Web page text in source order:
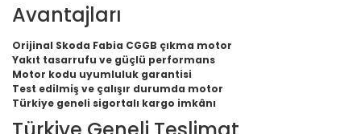
Avantajları
Orijinal Skoda Fabia CGGB çıkma motor
Yakıt tasarrufu ve güçlü performans
Motor kodu uyumluluk garantisi
Test edilmiş ve çalışır durumda motor
Türkiye geneli sigortalı kargo imkânı